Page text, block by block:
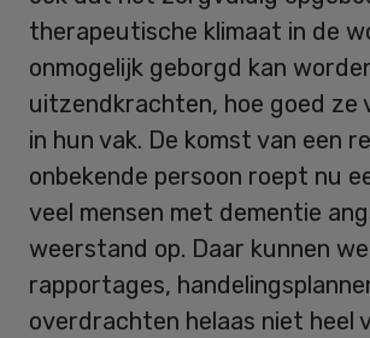
therapeutische klimaat in de
onmogelijk geborgd kan
uitzendkrachten, hoe goed ze
in hun vak. De komst van een
onbekende persoon roept nu
veel mensen met dementie
weerstand op. Daar kunnen
rapportages,
overdrachten helaas niet heel